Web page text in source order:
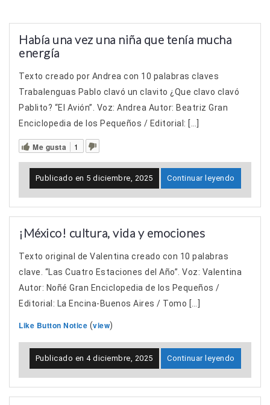
Había una vez una niña que tenía mucha
energía
Texto creado por Andrea con 10 palabras claves
Trabalenguas Pablo clavó un clavito ¿Que clavo clavó
Pablito? “El Avión”. Voz: Andrea Autor: Beatriz Gran
Enciclopedia de los Pequeños / Editorial: […]
Me gusta 1
Publicado en 5 diciembre, 2025 Continuar leyendo
¡México! cultura, vida y emociones
Texto original de Valentina creado con 10 palabras
clave. “Las Cuatro Estaciones del Año”. Voz: Valentina
Autor: Noñé Gran Enciclopedia de los Pequeños /
Editorial: La Encina-Buenos Aires / Tomo […]
Like Button Notice (view)
Publicado en 4 diciembre, 2025 Continuar leyendo